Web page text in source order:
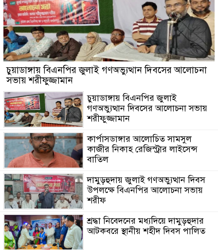
চুয়াডাঙ্গায় বিএনপির জুলাই গণঅভ্যুত্থান দিবসের আলোচনা
সভায় শরীফুজ্জামান
চুয়াডাঙ্গায় বিএনপির জুলাই
গণঅভ্যুত্থান দিবসের আলোচনা সভায়
শরীফুজ্জামান
কার্পাসডাঙ্গার আলোচিত সামসুল
কাজীর নিকাহ রেজিস্ট্রার লাইসেন্স
বাতিল
দামুড়হুদায় জুলাই গণঅভ্যুত্থান দিবস
উপলক্ষে বিএনপির আলোচনা সভায়
শরীফ
শ্রদ্ধা নিবেদনের মধ্যদিয়ে দামুড়হুদার
আটকবরে স্থানীয় শহীদ দিবস পালিত